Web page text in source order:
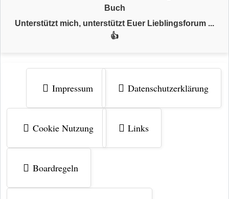
Buch
Unterstützt mich, unterstützt Euer Lieblingsforum ...
👍
Impressum Datenschutzerklärung
Cookie Nutzung Links
Boardregeln